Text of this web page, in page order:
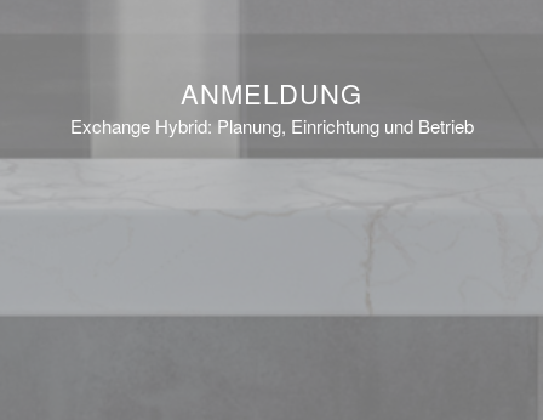
ANMELDUNG
Exchange Hybrid: Planung, Einrichtung und Betrieb